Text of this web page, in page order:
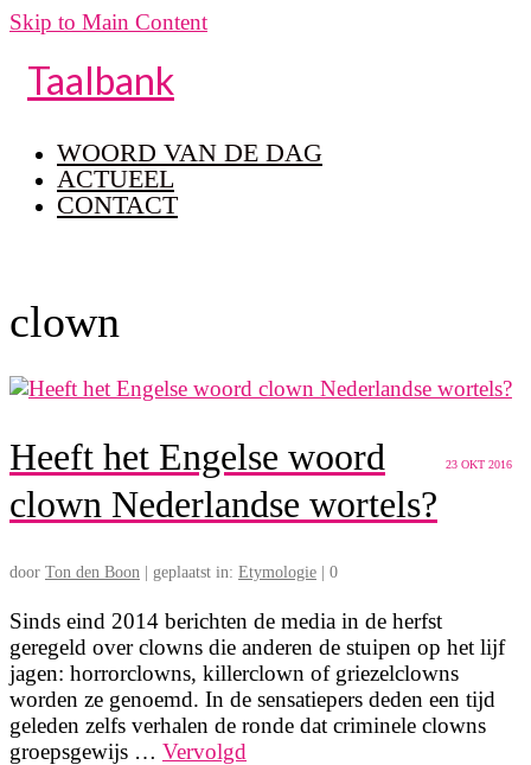
Skip to Main Content
Taalbank
WOORD VAN DE DAG
ACTUEEL
CONTACT
clown
23 OKT 2016
Heeft het Engelse woord
clown Nederlandse wortels?
door Ton den Boon geplaatst in: Etymologie 0
Sinds eind 2014 berichten de media in de herfst
geregeld over clowns die anderen de stuipen op het lijf
jagen: horrorclowns, killerclown of griezelclowns
worden ze genoemd. In de sensatiepers deden een tijd
geleden zelfs verhalen de ronde dat criminele clowns
groepsgewijs … Vervolgd